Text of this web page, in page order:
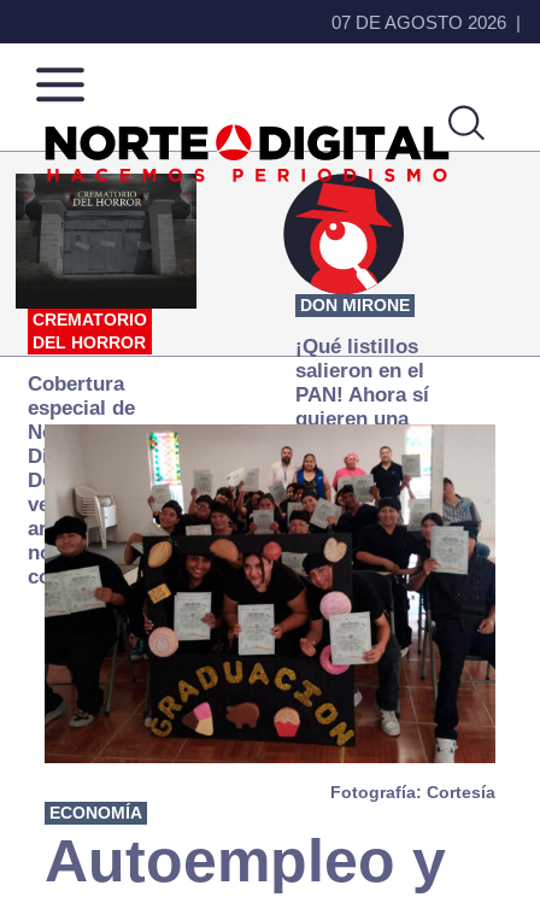
07 DE AGOSTO 2026
Norte
de
Ciudad
Más
que
noticias,
hacemos periodismo
CREMATORIO
DEL HORROR
Cobertura
especial de
Norte
Digital:
Donde la
verdad
arde… pero
no se
consume
DON MIRONE
¡Qué listillos
salieron en el
PAN! Ahora sí
quieren una
autónoma… y
transexenal
Fotografía: Cortesía
ECONOMÍA
Autoempleo y